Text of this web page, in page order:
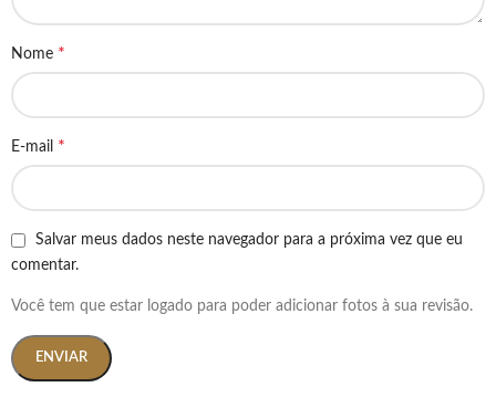
Nome *
E-mail *
Salvar meus dados neste navegador para a próxima vez que eu
comentar.
Você tem que estar logado para poder adicionar fotos à sua revisão.